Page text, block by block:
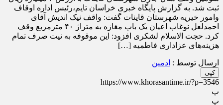
ثبت شد. به گزارش پایگاه خبری خراسان تایم،رئیس اداره اوقاف
وامور خیریه شهرستان قاینات گفت: واقف نیک اندیش آقای
احمدلعل نوغاب اعیان یک باب مغازه به متراژ ۴۰ مترمربع وقف
کرد. حجت الاسلام لشکری افزود: این موقوفه به نیت صرف تمام
هزینه‌های عزاداری فاطمیه […]
ارسال توسط : ادمین
کپی
https://www.khorasantime.ir/?p=3546
پ
پ